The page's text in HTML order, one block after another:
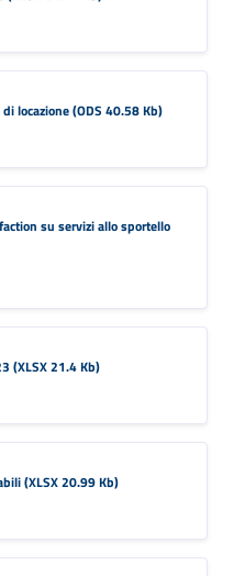
locazione (ODS 40.58 Kb)
su servizi allo sportello
(XLSX 21.4 Kb)
(XLSX 20.99 Kb)